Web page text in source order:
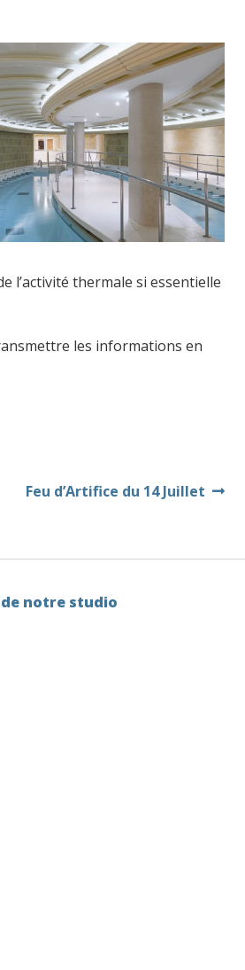
l’activité thermale si essentielle
les informations en
Feu d’Artifice du 14 Juillet
notre studio